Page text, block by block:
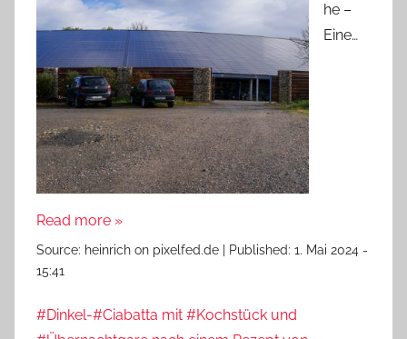
he –
Eine…
Read more »
Source: heinrich on pixelfed.de Published: 1. Mai 2024 -
15:41
#Dinkel-#Ciabatta mit #Kochstück und